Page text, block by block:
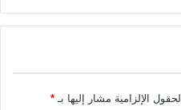
الحقول الإلزامية مشار إليها بـ *